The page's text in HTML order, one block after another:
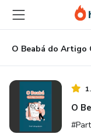
para
conteúdo
principal
para
pagamento
para
rodapé
O